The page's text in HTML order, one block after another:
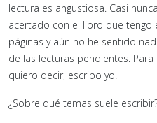
lectura es angustiosa. Casi
acertado con el libro que tengo
páginas y aún no he sentido
de las lecturas pendientes.
quiero decir, escribo yo.
¿Sobre qué temas suele